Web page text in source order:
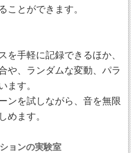
ことができます。
を手軽に記録できるほか、
や、ランダムな変動、パラ
ます。
ンを試しながら、音を無限
めます。
ョンの実験室